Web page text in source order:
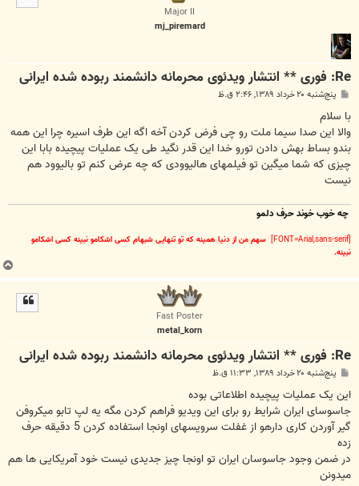
Major II
mj_piremard
Re: فوری ** انتشار ویدئوی محرمانه دانشمند ربوده شده ایرانی
پ
ت
پنج‌شنبه ۲۰ خرداد ۱۳۸۹, ۲:۴۶ ق.ظ
با سلام
والا این صدا سیما ملت رو چی فرض کردن آخه اگه این طرف اسیره چرا این همه
بندو بساط بهش دادن تورو خدا این قدر نگید طی یک عملیات پیچیده بابا این
چیزی که شما میگین تو فیلمهای هالیوودی که چه عرض کنم تو بالیوود هم
نیست
چه خوب خوند حرف دلمو
سهم من از دنیا همینه که تو تنهایی شبهام کسی اشکامو نبینه کسی اشکامو
نبینه.
ب
ا
Fast Poster
metal_korn
Re: فوری ** انتشار ویدئوی محرمانه دانشمند ربوده شده ایرانی
پ
ت
پنج‌شنبه ۲۰ خرداد ۱۳۸۹, ۱۱:۳۳ ق.ظ
این یک عملیات پیچیده اطلاعاتی بوده
جاسوسای ایران شرایط رو برای این ویدیو فراهم کردن مگه یه لپ تابو میکروفن
گیر آوردن کاری دارهو از غفلت سرویسهای اونجا استفاده کردن 5 دقیقه حرف
زده
در ضمن وجود جاسوسان ایران تو اونجا چیز جدیدی نیست خود آمریکایی ها هم
میدونن